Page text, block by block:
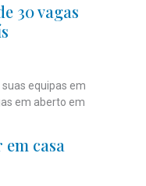
30 vagas
equipas em
em aberto em
casa